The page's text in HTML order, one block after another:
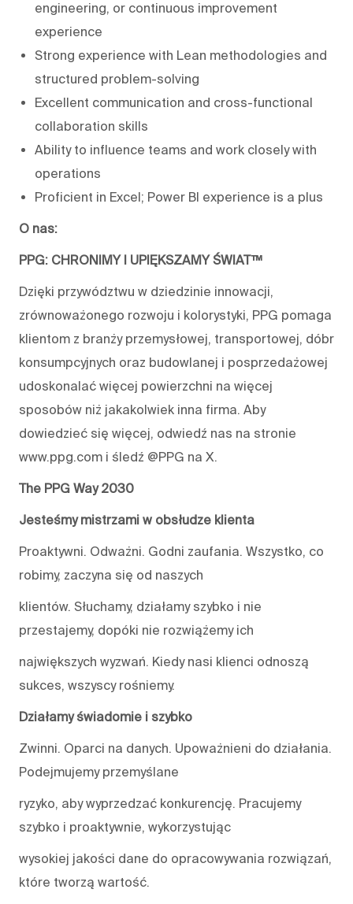
engineering, or continuous improvement
experience
Strong experience with Lean methodologies and
structured problem-solving
Excellent communication and cross-functional
collaboration skills
Ability to influence teams and work closely with
operations
Proficient in Excel; Power BI experience is a plus
O nas:
PPG: CHRONIMY I UPIĘKSZAMY ŚWIAT™
Dzięki przywództwu w dziedzinie innowacji,
zrównoważonego rozwoju i kolorystyki, PPG pomaga
klientom z branży przemysłowej, transportowej, dóbr
konsumpcyjnych oraz budowlanej i posprzedażowej
udoskonalać więcej powierzchni na więcej
sposobów niż jakakolwiek inna firma. Aby
dowiedzieć się więcej, odwiedź nas na stronie
www.ppg.com i śledź @PPG na X.
The PPG Way 2030
Jesteśmy mistrzami w obsłudze klienta
Proaktywni. Odważni. Godni zaufania. Wszystko, co
robimy, zaczyna się od naszych
klientów. Słuchamy, działamy szybko i nie
przestajemy, dopóki nie rozwiążemy ich
największych wyzwań. Kiedy nasi klienci odnoszą
sukces, wszyscy rośniemy.
Działamy świadomie i szybko
Zwinni. Oparci na danych. Upoważnieni do działania.
Podejmujemy przemyślane
ryzyko, aby wyprzedzać konkurencję. Pracujemy
szybko i proaktywnie, wykorzystując
wysokiej jakości dane do opracowywania rozwiązań,
które tworzą wartość.